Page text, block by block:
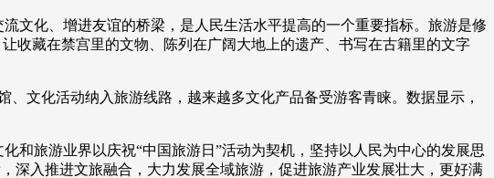
海洋 时尚 天气 才艺 网展 央央好物
文化、增进友谊的桥梁，是人民生活水平提高的一个重要指标。旅游是修
收藏在禁宫里的文物、陈列在广阔大地上的遗产、书写在古籍里的文字
文化活动纳入旅游线路，越来越多文化产品备受游客青睐。数据显示，
和旅游业界以庆祝“中国旅游日”活动为契机，坚持以人民为中心的发展思
深入推进文旅融合，大力发展全域旅游，促进旅游产业发展壮大，更好满